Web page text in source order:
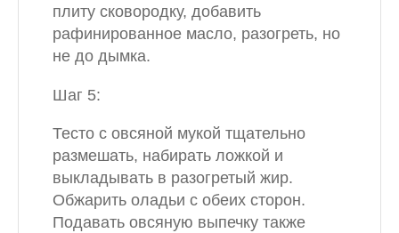
плиту сковородку, добавить
рафинированное масло, разогреть, но
не до дымка.
Шаг 5:
Тесто с овсяной мукой тщательно
размешать, набирать ложкой и
выкладывать в разогретый жир.
Обжарить оладьи с обеих сторон.
Подавать овсяную выпечку также